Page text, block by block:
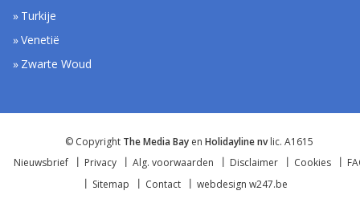
Turkije
Venetië
Zwarte Woud
© Copyright The Media Bay en Holidayline nvlic. A1615
Nieuwsbrief
Privacy Alg. voorwaarden Disclaimer Cookies
Sitemap
Contact webdesign w247.be